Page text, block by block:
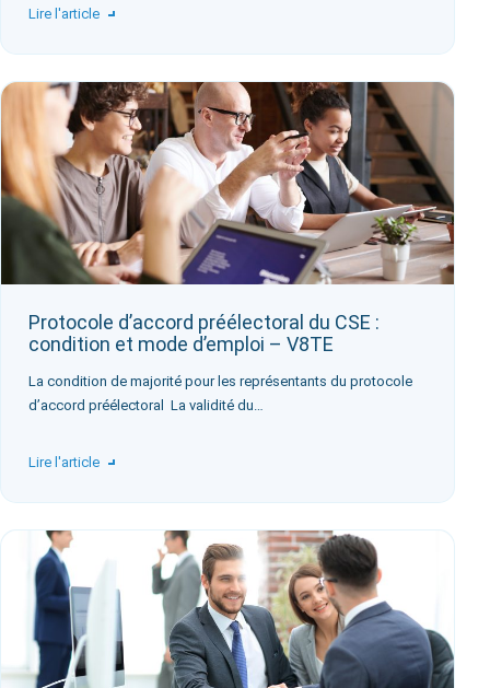
Lire l'article
Protocole d’accord préélectoral du CSE :
condition et mode d’emploi – V8TE
‍La condition de majorité pour les représentants du protocole
d’accord préélectoral ‍ La validité du…
Lire l'article